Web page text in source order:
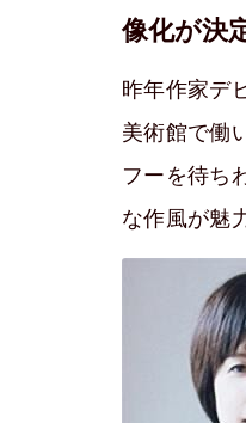
像化が決
昨年作家デ
美術館で働
フーを待ち
な作風が魅